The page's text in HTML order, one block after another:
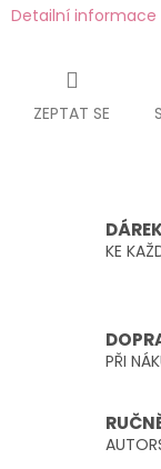
Detailní informace
ZEPTAT SE
KE
PŘI